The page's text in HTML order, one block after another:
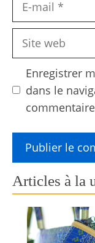
Site
Enregistrer
dans le
Articles à la